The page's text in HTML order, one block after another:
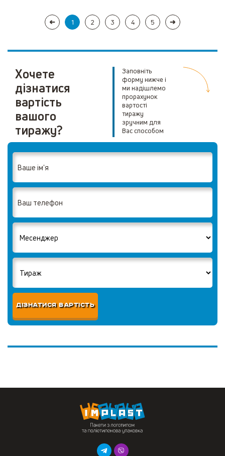
1 2 3 4 5
Хочете
дізнатися
вартість
вашого
тиражу?
Заповніть
форму нижче і
ми надішлемо
прорахунок
вартості
тиражу
зручним для
Вас способом
ДІЗНАТИСЯ ВАРТІСТЬ